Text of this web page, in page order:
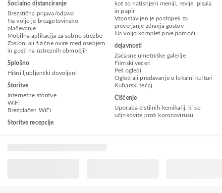
Socialno distanciranje
Brezstična prijava/odjava
Na voljo je brezgotovinsko
plačevanje
Mobilna aplikacija za sobno strežbo
Zasloni ali fizične ovire med osebjem
in gosti na ustreznih območjih
Splošno
Hišni ljubljenčki dovoljeni
Storitve
Internetne storitve
WiFi
Brezplačen WiFi
Storitve recepcije
kot so natisnjeni meniji, revije, pisala
in papir
Vzpostavljen je postopek za
preverjanje zdravja gostov
Na voljo komplet prve pomoči
dejavnosti
Začasne umetniške galerije
Filmski večeri
Peš ogledi
Ogled ali predavanje o lokalni kulturi
Kuharski tečaj
Čiščenje
Uporaba čistilnih kemikalij, ki so
učinkovite proti koronavirusu